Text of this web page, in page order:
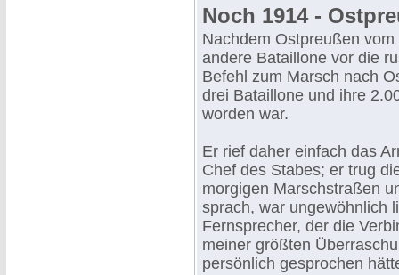
Noch 1914 -
Nachdem Ostpreußen
andere Bataillone vor die
Befehl zum Marsch nach
drei Bataillone und ihre
worden war.
Er rief daher einfach das
Chef des Stabes; er trug
morgigen Marschstraßen
sprach, war ungewöhnlich
Fernsprecher, der die
meiner größten
persönlich gesprochen